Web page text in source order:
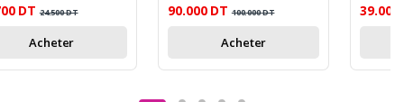
DT 24.500DT
Acheter
90.000 DT 100.000DT
Acheter
39.000